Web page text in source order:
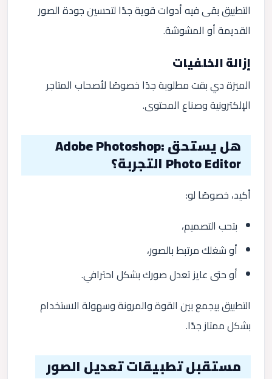
التطبيق بقى فيه أدوات قوية جدًا لتحسين جودة الصور
القديمة أو المشوشة.
إزالة الخلفيات
الميزة دي بقت مطلوبة جدًا خصوصًا لأصحاب المتاجر
الإلكترونية وصناع المحتوى.
هل يستحق Adobe Photoshop:
Photo Editor التجربة؟
أكيد، خصوصًا لو:
بتحب التصميم،
أو شغلك مرتبط بالصور،
أو حتى عايز تعدل صورك بشكل احترافي.
التطبيق بيجمع بين القوة والمرونة وسهولة الاستخدام
بشكل ممتاز جدًا.
مستقبل تطبيقات تعديل الصور